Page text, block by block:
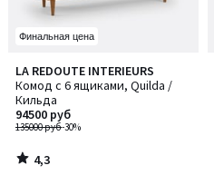
Финальная цена
LA REDOUTE INTERIEURS
Комод с 6 ящиками, Quilda /
Кильда
135000 руб-30%
94500 руб
4,3
/ 5
4,3
/